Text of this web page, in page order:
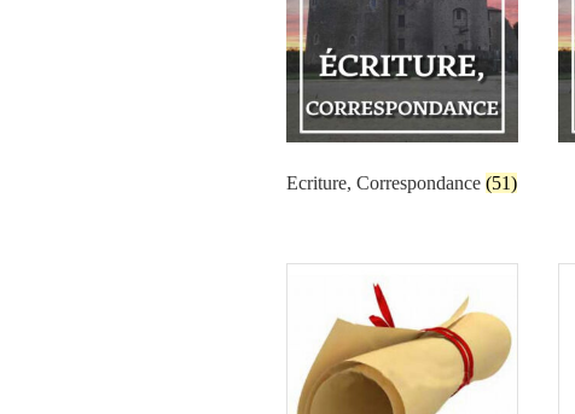
Ecriture, Correspondance(51)